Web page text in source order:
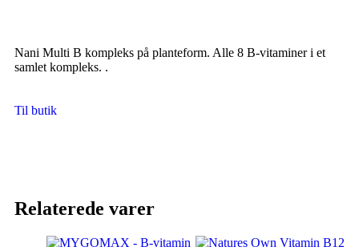
Nani Multi B kompleks på planteform. Alle 8 B-vitaminer i et
samlet kompleks. .
Til butik
Relaterede varer